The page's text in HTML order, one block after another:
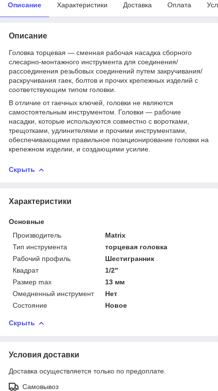
Описание Характеристики Доставка Оплата
Описание
Головка торцевая — сменная рабочая насадка сборного
слесарно-монтажного инструмента для соединения/
рассоединения резьбовых соединений путем закручивания/
раскручивания гаек, болтов и прочих крепежных изделий с
соответствующим типом головки.
В отличие от гаечных ключей, головки не являются
самостоятельным инструментом. Головки — рабочие
насадки, которые используются совместно с воротками,
трещотками, удлинителями и прочими инструментами,
обеспечивающими правильное позиционирование головки на
крепежном изделии, и создающими усилие.
Скрыть
Характеристики
Основные
Производитель
Matrix
Тип инструмента
торцевая головка
Рабочий профиль
Шестигранник
Квадрат
1/2"
Размер max
13 мм
Омедненный инструмент
Нет
Состояние
Новое
Скрыть
Условия доставки
Доставка осуществляется только по предоплате.
Самовывоз